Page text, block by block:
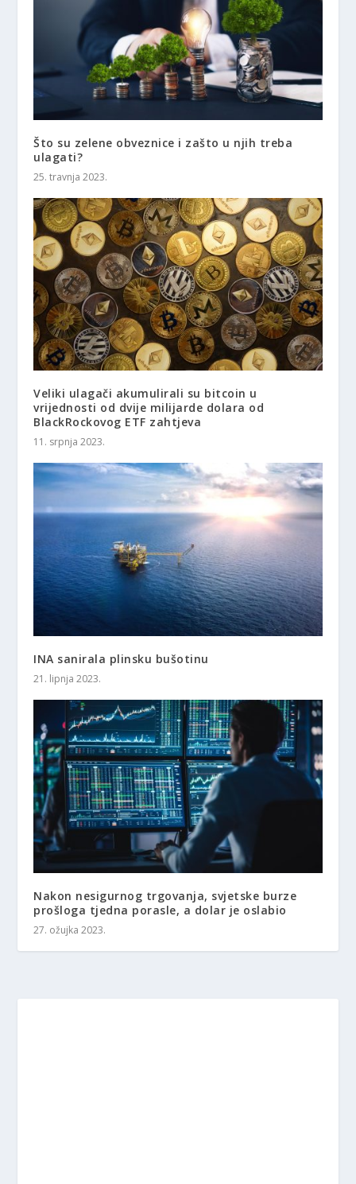
Što su zelene obveznice i zašto u njih treba
ulagati?
25. travnja 2023.
Veliki ulagači akumulirali su bitcoin u
vrijednosti od dvije milijarde dolara od
BlackRockovog ETF zahtjeva
11. srpnja 2023.
INA sanirala plinsku bušotinu
21. lipnja 2023.
Nakon nesigurnog trgovanja, svjetske burze
prošloga tjedna porasle, a dolar je oslabio
27. ožujka 2023.